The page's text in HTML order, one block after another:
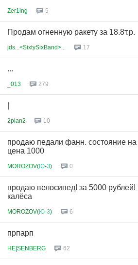
Zer1ing 5
Продам огненную ракету за 18.8т.р.
jds...<SixtySixBand>... 17
...
_013 279
2plan2 10
продаю педали фанн. состояние на
цена 1000
MOROZOV(Ю-З) 0
продаю велосипед! за 5000 рублей!
калёса
MOROZOV(Ю-З) 6
прпарп
HE|SENBERG 62